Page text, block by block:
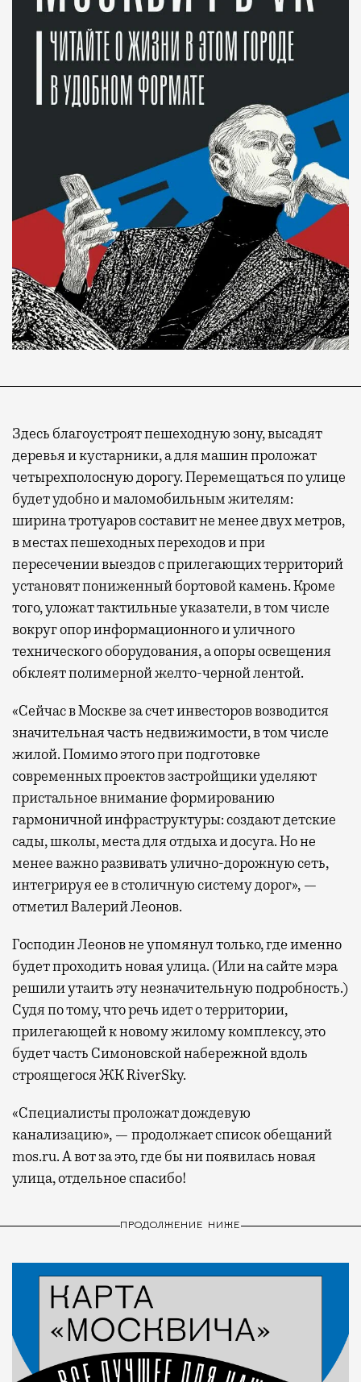
Здесь благоустроят пешеходную зону, высадят
деревья и кустарники, а для машин проложат
четырехполосную дорогу.Перемещаться по улице
будет удобно и маломобильным жителям:
ширина тротуаров составит не менее двух метров,
в местах пешеходных переходов и при
пересечении выездов с прилегающих территорий
установят пониженный бортовой камень. Кроме
того, уложат тактильные указатели, в том числе
вокруг опор информационного и уличного
технического оборудования, а опоры освещения
обклеят полимерной желто-черной лентой.
«Сейчас в Москве за счет инвесторов возводится
значительная часть недвижимости, в том числе
жилой. Помимо этого при подготовке
современных проектов застройщики уделяют
пристальное внимание формированию
гармоничной инфраструктуры: создают детские
сады, школы, места для отдыха и досуга. Но не
менее важно развивать улично-дорожную сеть,
интегрируя ее в столичную систему дорог», —
отметил Валерий Леонов.
Господин Леонов не упомянул только, где именно
будет проходить новая улица. (Или на сайте мэра
решили утаить эту незначительную подробность.)
Судя по тому, что речь идет о территории,
прилегающей к новому жилому комплексу, это
будет часть Симоновской набережной вдоль
строящегося ЖК RiverSky.
«Специалисты проложат дождевую
канализацию», — продолжает список обещаний
mos.ru. А вот за это, где бы ни появилась новая
улица, отдельное спасибо!
ПРОДОЛЖЕНИЕ НИЖЕ